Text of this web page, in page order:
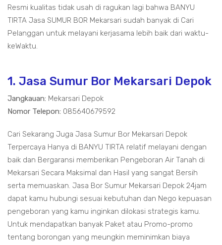
Resmi kualitas tidak usah di ragukan lagi bahwa BANYU
TIRTA Jasa SUMUR BOR Mekarsari sudah banyak di Cari
Pelanggan untuk melayani kerjasama lebih baik dari waktu-
keWaktu.
1. Jasa Sumur Bor Mekarsari Depok
Jangkauan: Mekarsari Depok
Nomor Telepon: 085640679592
Cari Sekarang Juga Jasa Sumur Bor Mekarsari Depok
Terpercaya Hanya di BANYU TIRTA relatif melayani dengan
baik dan Bergaransi memberikan Pengeboran Air Tanah di
Mekarsari Secara Maksimal dan Hasil yang sangat Bersih
serta memuaskan. Jasa Bor Sumur Mekarsari Depok 24jam
dapat kamu hubungi sesuai kebutuhan dan Nego kepuasan
pengeboran yang kamu inginkan dilokasi strategis kamu.
Untuk mendapatkan banyak Paket atau Promo-promo
tentang borongan yang meungkin meminimkan biaya